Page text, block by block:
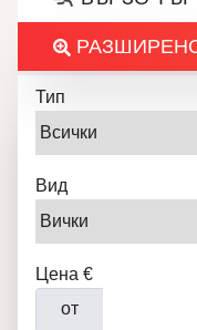
Тип
Вид
Цена €
от